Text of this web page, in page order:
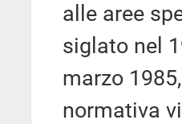
alle aree
siglato nel
marzo
normativa